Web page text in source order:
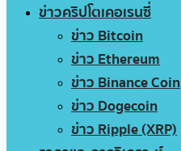
ข่าวคริปโตเคอเรนซี่
ข่าว Bitcoin
ข่าว Ethereum
ข่าว Binance Coin
ข่าว Dogecoin
ข่าว Ripple (XRP)